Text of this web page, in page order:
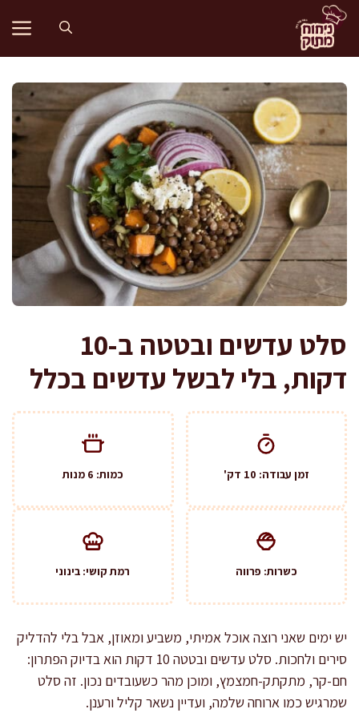
לדלג
לתוכן
סלט עדשים ובטטה ב-10
דקות, בלי לבשל עדשים בכלל
זמן עבודה: 10 דק' כמות: 6 מנות
כשרות: פרווה רמת קושי: בינוני
יש ימים שאני רוצה אוכל אמיתי, משביע ומאוזן, אבל בלי להדליק
סירים ולחכות. סלט עדשים ובטטה 10 דקות הוא בדיוק הפתרון:
חם-קר, מתקתק-חמצמץ, ומוכן מהר כשעובדים נכון. זה סלט
שמרגיש כמו ארוחה שלמה, ועדיין נשאר קליל ורענן.